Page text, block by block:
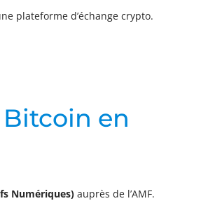
plateforme d’échange crypto.
en
Numériques) auprès de l’AMF.